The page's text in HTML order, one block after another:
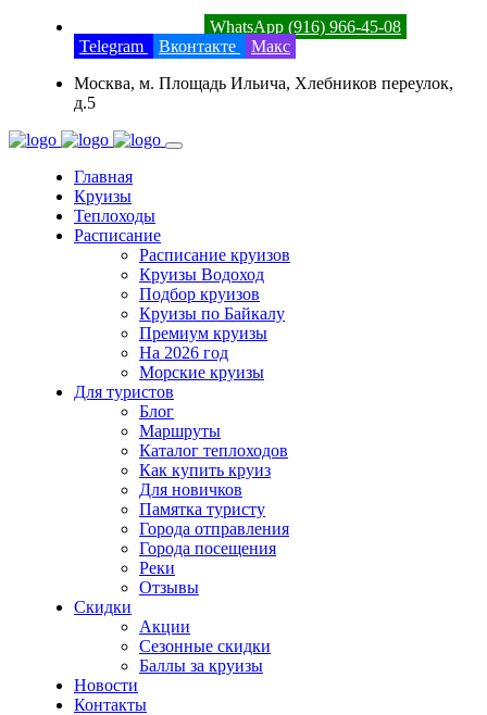
WhatsApp (916) 966-45-08
Telegram
Вконтакте
Макс
Москва, м. Площадь Ильича, Хлебников переулок,
д.5
Главная
Круизы
Теплоходы
Расписание
Расписание круизов
Круизы Водоход
Подбор круизов
Круизы по Байкалу
Премиум круизы
На 2026 год
Морские круизы
Для туристов
Блог
Маршруты
Каталог теплоходов
Как купить круиз
Для новичков
Памятка туристу
Города отправления
Города посещения
Реки
Отзывы
Скидки
Акции
Сезонные скидки
Баллы за круизы
Новости
Контакты